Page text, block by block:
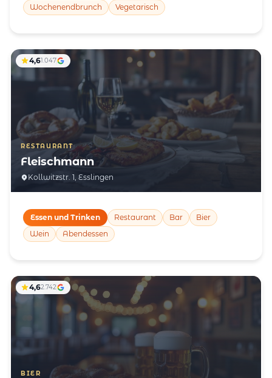
Wochenendbrunch
Vegetarisch
RESTAURANT
Fleischmann
Kollwitzstr. 1, Esslingen
4,61.047
Essen und Trinken Restaurant Bar
Bier
Wein
Abendessen
BIER
4,62.742